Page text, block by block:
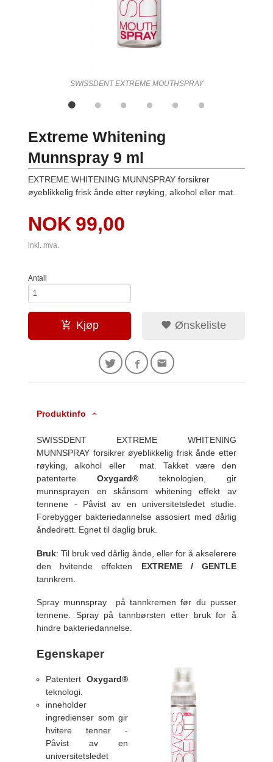
SWISSDENT EXTREME MOUTHSPRAY
Extreme Whitening
Munnspray 9 ml
EXTREME WHITENING MUNNSPRAY forsikrer
øyeblikkelig frisk ånde etter røyking, alkohol eller mat.
Pris
NOK 99,00
inkl. mva.
Antall
Kjøp Ønskeliste
Produktinfo
SWISSDENT EXTREME WHITENING
MUNNSPRAY forsikrer øyeblikkelig frisk ånde etter
røyking, alkohol eller mat. Takket være den
patenterteOxygard® teknologien, gir
munnsprayen en skånsom whitening effekt av
tennene - Påvist av en universitetsledet studie.
Forebygger bakteriedannelse assosiert med dårlig
åndedrett. Egnet til daglig bruk.
Bruk: Til bruk ved dårlig ånde, eller for å akselerere
den hvitende effekten EXTREME / GENTLE
tannkrem.
Spray munnspray på tannkremen før du pusser
tennene. Spray på tannbørsten etter bruk for å
hindre bakteriedannelse.
Egenskaper
Patentert Oxygard®
teknologi.
inneholder
ingredienser som gir
hvitere tenner -
Påvist av en
universitetsledet